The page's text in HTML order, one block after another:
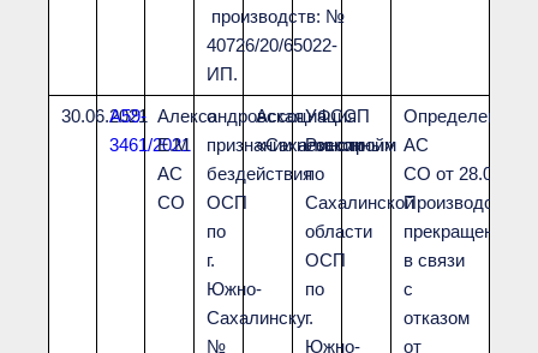
производств: №
40726/20/65022-
ИП.
30.06.2021
А59-
3461/2021
Александровская
Е.М
АС
СО
о
признании незаконным
бездействия
ОСП
по
г.
Южно-
Сахалинску
№
Ассоциация
«Сахалинстрой»
УФССП
России
по
Сахалинской
области
ОСП
по
г.
Южно-
Определением
АС
СО от
Производство
прекращено
в связи
с
отказом
от